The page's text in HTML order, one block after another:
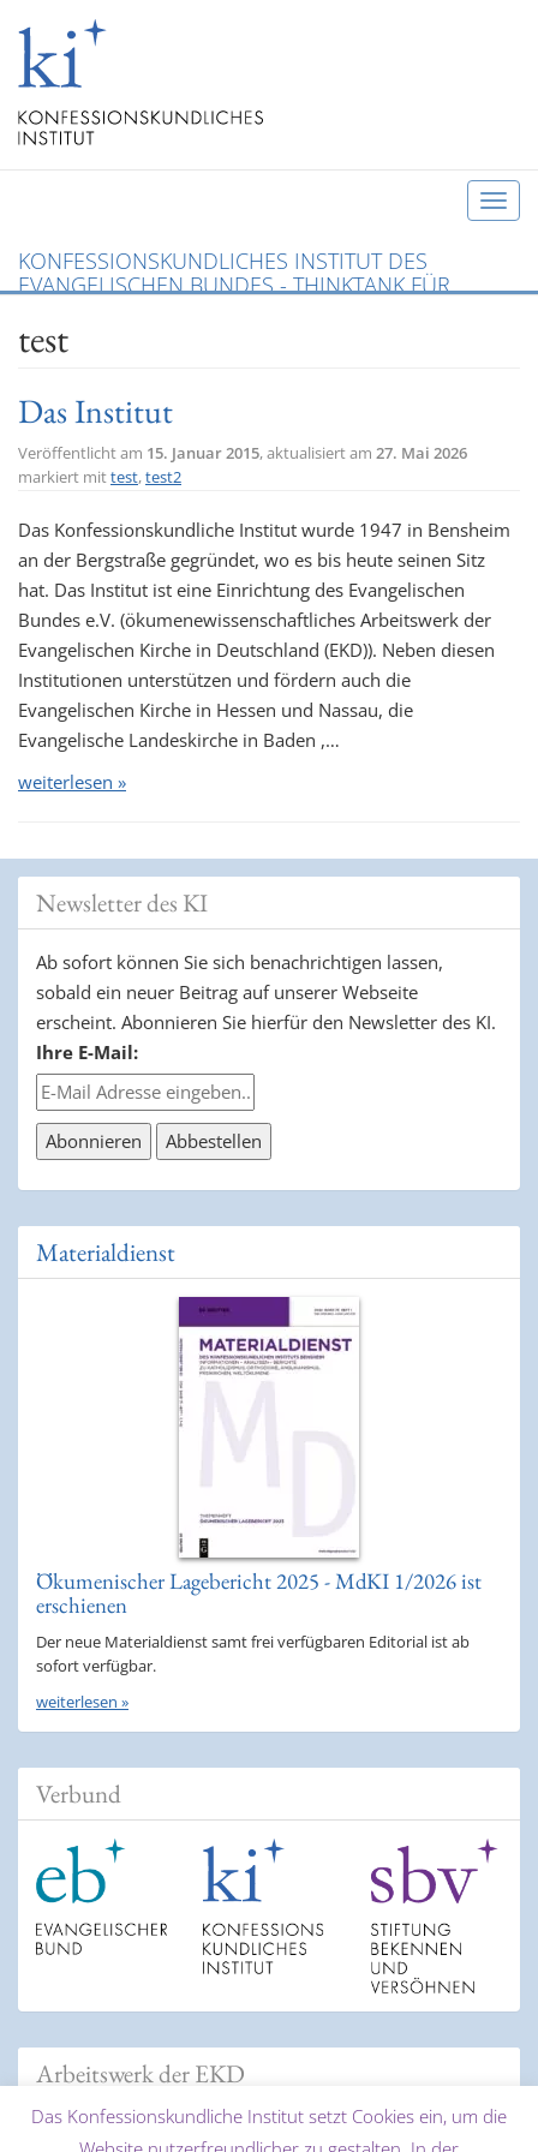
T
g
a
n
KONFESSIONSKUNDLICHES INSTITUT DES
EVANGELISCHEN BUNDES - THINKTANK FÜR
test
Das Institut
Veröffentlicht am 15. Januar 2015, aktualisiert am 27. Mai 2026
markiert mittest,test2
Das Konfessionskundliche Institut wurde 1947 in Bensheim
an der Bergstraße gegründet, wo es bis heute seinen Sitz
hat. Das Institut ist eine Einrichtung des Evangelischen
Bundes e.V. (ökumenewissenschaftliches Arbeitswerk der
Evangelischen Kirche in Deutschland (EKD)). Neben diesen
Institutionen unterstützen und fördern auch die
Evangelischen Kirche in Hessen und Nassau, die
Evangelische Landeskirche in Baden ,…
weiterlesen »
Newsletter des KI
Ab sofort können Sie sich benachrichtigen lassen,
sobald ein neuer Beitrag auf unserer Webseite
erscheint. Abonnieren Sie hierfür den Newsletter des KI.
Ihre E-Mail:
Materialdienst
Ökumenischer Lagebericht 2025 - MdKI 1/2026 ist
erschienen
Der neue Materialdienst samt frei verfügbaren Editorial ist ab
sofort verfügbar.
weiterlesen »
Verbund
Arbeitswerk der EKD
Das Konfessionskundliche Institut setzt Cookies ein, um die